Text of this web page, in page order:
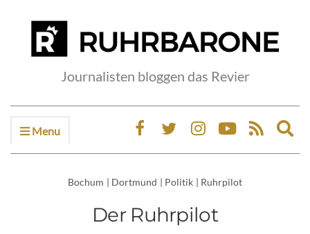
Journalisten bloggen das Revier
Menu
Bochum | Dortmund | Politik | Ruhrpilot
Der Ruhrpilot